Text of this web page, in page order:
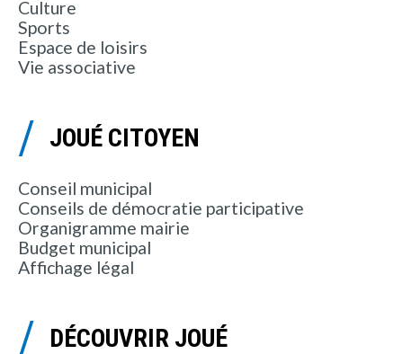
Culture
Sports
Espace de loisirs
Vie associative
JOUÉ CITOYEN
Conseil municipal
Conseils de démocratie participative
Organigramme mairie
Budget municipal
Affichage légal
DÉCOUVRIR JOUÉ